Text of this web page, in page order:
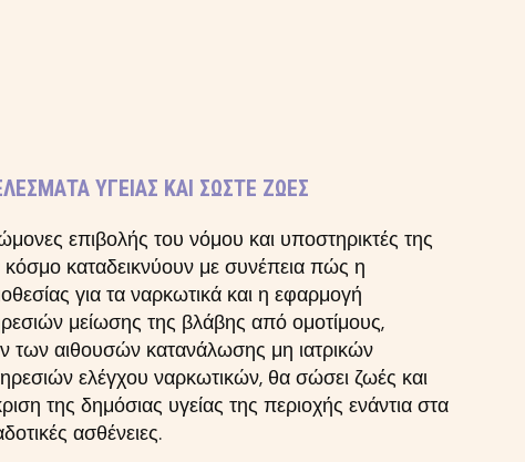
ΥΓΕΊΑΣ ΚΑΙ ΣΏΣΤΕ ΖΩΈΣ
επιβολής του νόμου και υποστηρικτές της
κόσμο καταδεικνύουν με συνέπεια πώς η
για τα ναρκωτικά και η εφαρμογή
μείωσης της βλάβης από ομοτίμους,
των αιθουσών κατανάλωσης μη ιατρικών
ελέγχου ναρκωτικών, θα σώσει ζωές και
της δημόσιας υγείας της περιοχής ενάντια στα
ασθένειες.